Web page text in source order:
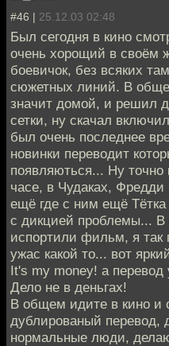
#46 | 25.12.03 02:48
Был сегодня в кино
очень хорощий в своём
боевичок, без всяких
сюжетных линий. В
значит домой, и решил
сетки, ну скачал
был очень последнее
новинки переводит
появляються... Ну точно
часе, в Чудаках,
ещё где с ним ещё Тётка
с дикцией проблемы... В
испортили фильм, я так
ужас какой то... вот
It's my money! а перевод
Дело не в деньгах!
В общем идите в кино и
дублированый перевод,
нормальные люди,